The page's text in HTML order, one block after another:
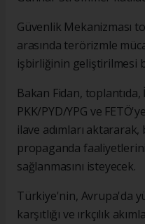
Güvenlik Mekanizması
arasında terörizmle
işbirliğinin geliştirilmesi
Bakan Fidan,
PKK/PYD/YPG ve
ilave adımları
propaganda faaliyetlerini
sağlanmasını isteyecek.
Türkiye'nin, Avrupa'da
karşıtlığı ve ırkçılık